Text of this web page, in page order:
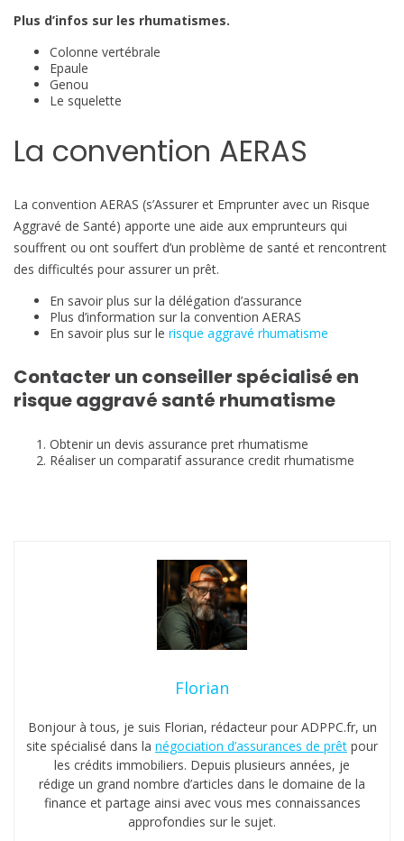
Plus d’infos sur les rhumatismes.
Colonne vertébrale
Epaule
Genou
Le squelette
La convention AERAS
La convention AERAS (s’Assurer et Emprunter avec un Risque
Aggravé de Santé) apporte une aide aux emprunteurs qui
souffrent ou ont souffert d’un problème de santé et rencontrent
des difficultés pour assurer un prêt.
En savoir plus sur la délégation d’assurance
Plus d’information sur la convention AERAS
En savoir plus sur le risque aggravé rhumatisme
Contacter un conseiller spécialisé en
risque aggravé santé rhumatisme
Obtenir un devis assurance pret rhumatisme
Réaliser un comparatif assurance credit rhumatisme
Florian
Bonjour à tous, je suis Florian, rédacteur pour ADPPC.fr, un
site spécialisé dans la négociation d’assurances de prêt pour
les crédits immobiliers. Depuis plusieurs années, je
rédige un grand nombre d’articles dans le domaine de la
finance et partage ainsi avec vous mes connaissances
approfondies sur le sujet.